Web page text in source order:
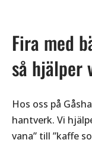
Fira med
så hjälper
Hos oss på
hantverk. Vi
vana” till ”kaffe